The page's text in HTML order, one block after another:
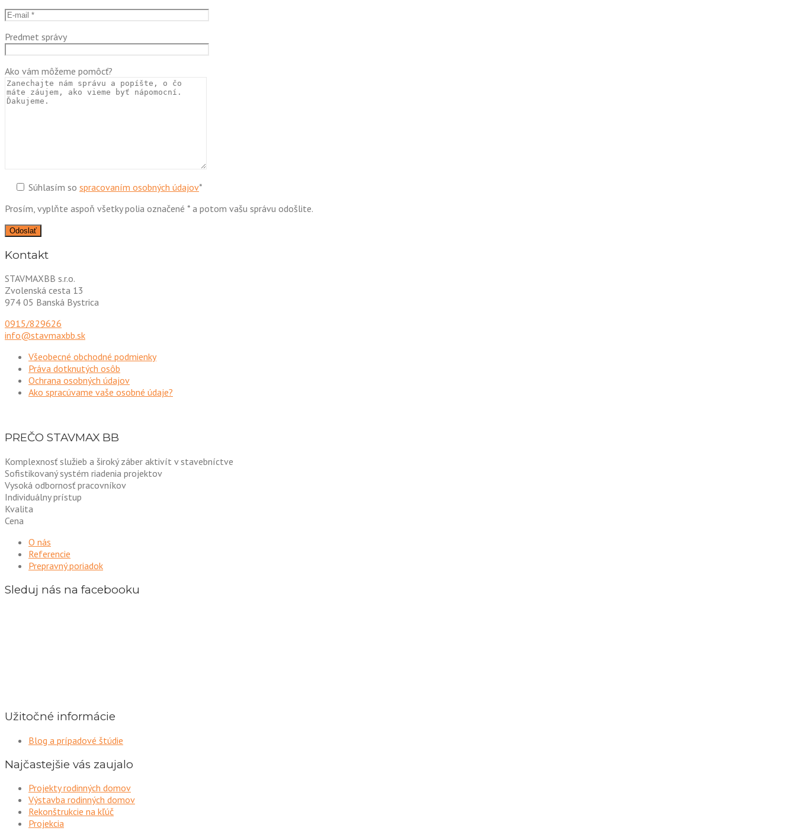
Predmet správy
Ako vám môžeme pomôcť?
Súhlasím so spracovaním osobných údajov*
Prosím, vyplňte aspoň všetky polia označené * a potom vašu správu odošlite.
Kontakt
STAVMAXBB s.r.o.
Zvolenská cesta 13
974 05 Banská Bystrica
0915/829626
info@stavmaxbb.sk
Všeobecné obchodné podmienky
Práva dotknutých osôb
Ochrana osobných údajov
Ako spracúvame vaše osobné údaje?
PREČO STAVMAX BB
Komplexnosť služieb a široký záber aktivít v stavebníctve
Sofistikovaný systém riadenia projektov
Vysoká odbornosť pracovníkov
Individuálny prístup
Kvalita
Cena
O nás
Referencie
Prepravný poriadok
Sleduj nás na facebooku
Užitočné informácie
Blog a prípadové štúdie
Najčastejšie vás zaujalo
Projekty rodinných domov
Výstavba rodinných domov
Rekonštrukcie na kľúč
Projekcia